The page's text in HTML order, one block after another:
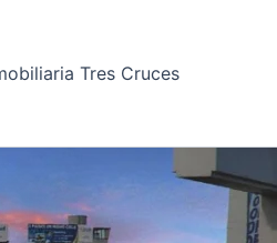
Tres Cruces